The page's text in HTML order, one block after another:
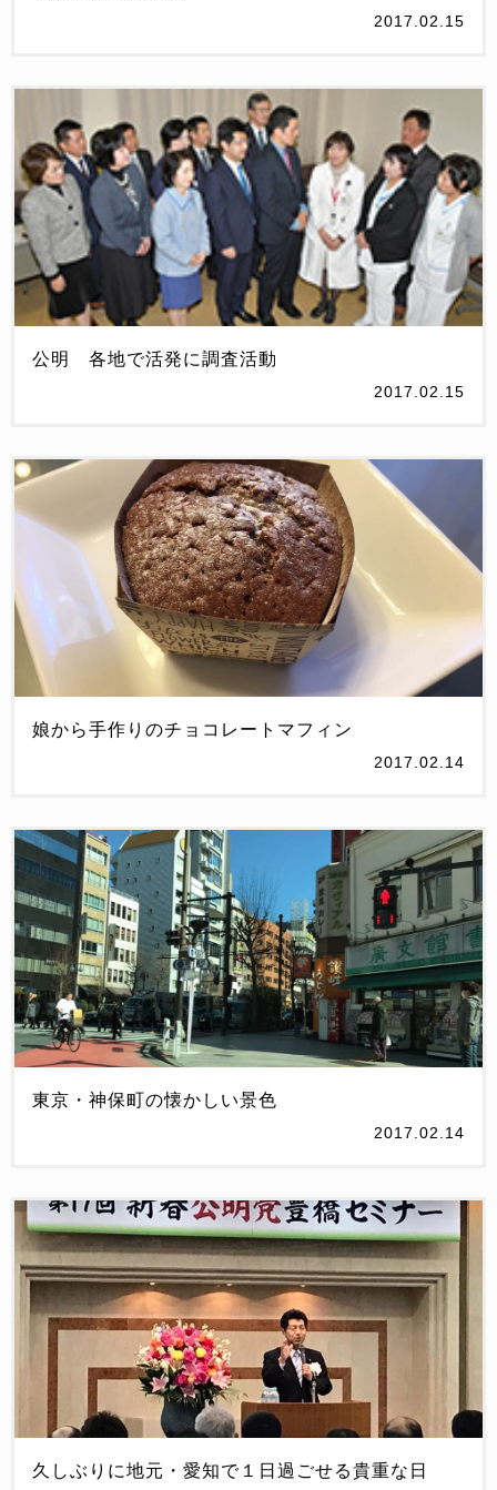
2017.02.15
公明 各地で活発に調査活動
2017.02.15
娘から手作りのチョコレートマフィン
2017.02.14
東京・神保町の懐かしい景色
2017.02.14
久しぶりに地元・愛知で１日過ごせる貴重な日